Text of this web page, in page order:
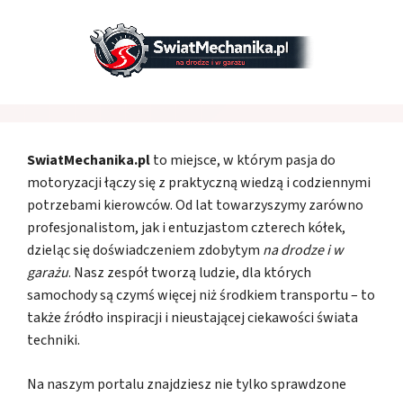
SwiatMechanika.plto miejsce, w którym pasja do
motoryzacji łączy się z praktyczną wiedzą i codziennymi
potrzebami kierowców. Od lat towarzyszymy zarówno
profesjonalistom, jak i entuzjastom czterech kółek,
dzieląc się doświadczeniem zdobytym na drodze i w
garażu. Nasz zespół tworzą ludzie, dla których
samochody są czymś więcej niż środkiem transportu – to
także źródło inspiracji i nieustającej ciekawości świata
techniki.
Na naszym portalu znajdziesz nie tylko sprawdzone